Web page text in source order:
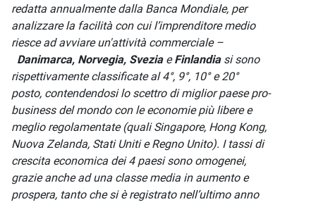
redatta annualmente dalla Banca Mondiale, per
analizzare la facilità con cui l’imprenditore medio
riesce ad avviare un'attività commerciale –
Danimarca, Norvegia, Svezia eFinlandiasi sono
rispettivamente classificate al 4°, 9°, 10° e 20°
posto, contendendosi lo scettro di miglior paese pro-
business del mondo con le economie più libere e
meglio regolamentate (quali Singapore, Hong Kong,
Nuova Zelanda, Stati Uniti e Regno Unito). I tassi di
crescita economica dei 4 paesi sono omogenei,
grazie anche ad una classe media in aumento e
prospera, tanto che si è registrato nell’ultimo anno